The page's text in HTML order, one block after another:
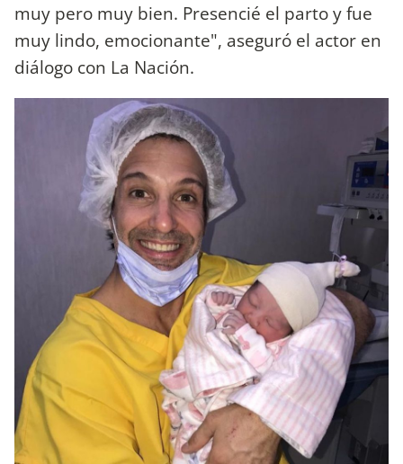
muy pero muy bien. Presencié el parto y fue
muy lindo, emocionante", aseguró el actor en
diálogo con La Nación.